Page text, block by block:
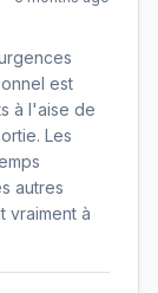
est
à l'aise de
Les
autres
vraiment à